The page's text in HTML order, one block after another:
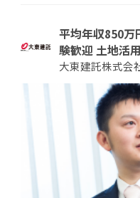
平均年収850
験歓迎 土地活
大東建託株式会